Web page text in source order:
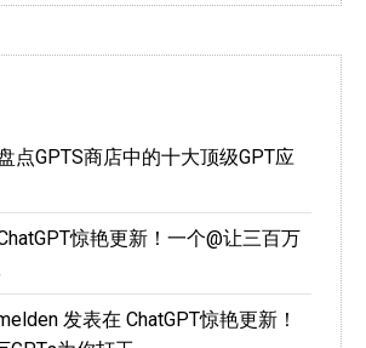
点GPTS商店中的十大顶级GPT应
惊艳更新！一个@让三百万
发表在 ChatGPT惊艳更新！